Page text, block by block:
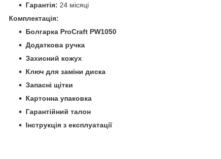
Гарантія: 24 місяці
Комплектація:
Болгарка ProCraft PW1050
Додаткова ручка
Захисний кожух
Ключ для заміни диска
Запасні щітки
Картонна упаковка
Гарантійний талон
Інструкція з експлуатації